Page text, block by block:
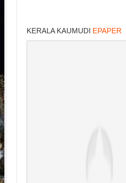
KERALA KAUMUDI EPAPER